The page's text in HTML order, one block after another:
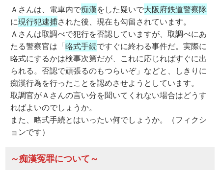
Ａさんは、電車内で痴漢をした疑いで大阪府鉄道警察隊
に現行犯逮捕された後、現在も勾留されています。
Ａさんは取調べで犯行を否認していますが、取調べにあ
たる警察官は「略式手続ですぐに終わる事件だ。実際に
略式にするかは検事次第だが、これに応じればすぐに出
られる。否認で頑張るのもつらいぞ」などと、しきりに
痴漢行為を行ったことを認めさせようとしています。
取調官がＡさんの言い分を聞いてくれない場合はどうす
ればよいのでしょうか。
また、略式手続とはいったい何でしょうか。（フィクシ
ョンです）
～痴漢冤罪について～